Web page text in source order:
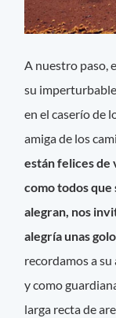
A nuestro paso,
su
en el caserío de
amiga de los
están felices de
como todos que
alegran, nos
alegría unas
recordamos a
y como
larga recta de